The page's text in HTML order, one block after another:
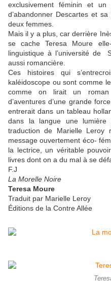
exclusivement féminin et
d’abandonner Descartes et
deux femmes.
Mais il y a plus, car derrière
se cache Teresa Moure
linguistique à l’université de
aussi romancière.
Ces histoires qui
kaléidoscope ou sont comme
comme on lirait un roman
d’aventures d’une grande
entrerait dans un tableau
dans la langue une
traduction de Marielle Leroy
message ouvertement éco-
la lectrice, un véritable
livres dont on a du mal à se
F.J
La Morelle Noire
Teresa Moure
Traduit par Marielle Leroy
Éditions de la Contre Allée